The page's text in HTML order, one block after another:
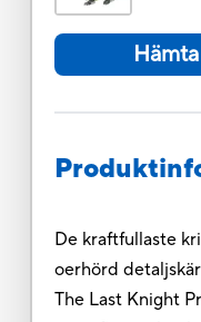
Hämta
De kraftfullaste
oerhörd
The Last Knight